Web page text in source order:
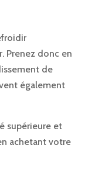
Prenez donc en
de
également
supérieure et
achetant votre